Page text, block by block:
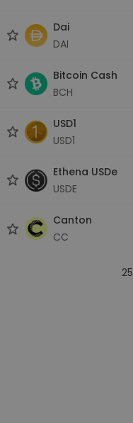
Dai
DAI
Bitcoin Cash
BCH
USD1
USD1
Ethena USDe
USDE
Canton
CC
25